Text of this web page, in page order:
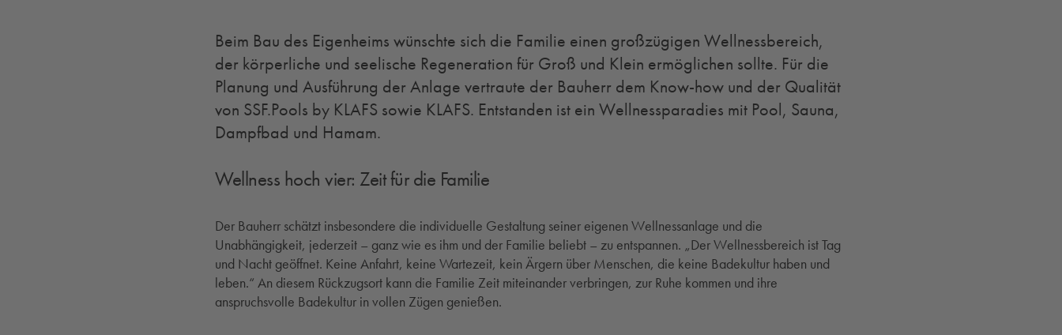
Beim Bau des Eigenheims wünschte sich die Familie einen großzügigen Wellnessbereich,
der körperliche und seelische Regeneration für Groß und Klein ermöglichen sollte. Für die
Planung und Ausführung der Anlage vertraute der Bauherr dem Know-how und der Qualität
von SSF.Pools by KLAFS sowie KLAFS. Entstanden ist ein Wellnessparadies mit Pool, Sauna,
Dampfbad und Hamam.
Wellness hoch vier: Zeit für die Familie
Der Bauherr schätzt insbesondere die individuelle Gestaltung seiner eigenen Wellnessanlage und die
Unabhängigkeit, jederzeit – ganz wie es ihm und der Familie beliebt – zu entspannen. „Der Wellnessbereich ist Tag
und Nacht geöffnet. Keine Anfahrt, keine Wartezeit, kein Ärgern über Menschen, die keine Badekultur haben und
leben.“ An diesem Rückzugsort kann die Familie Zeit miteinander verbringen, zur Ruhe kommen und ihre
anspruchsvolle Badekultur in vollen Zügen genießen.